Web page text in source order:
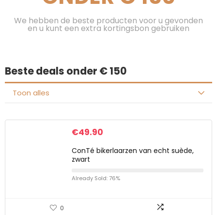
We hebben de beste producten voor u gevonden
en u kunt een extra kortingsbon gebruiken
Beste deals onder € 150
Toon alles
€49.90
ConTé bikerlaarzen van echt suède,
zwart
Already Sold: 76%
0